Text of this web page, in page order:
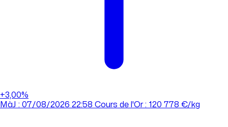
+3,00%
MàJ : 07/08/2026 22:58 Cours de l'Or : 120 778 €/kg